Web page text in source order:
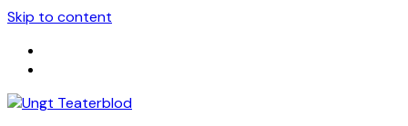
Skip to content